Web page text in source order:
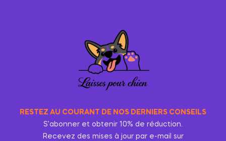
RESTEZ AU COURANT DE NOS DERNIERS CONSEILS
S’abonner et obtenir 10% de réduction.
Recevez des mises à jour par e-mail sur